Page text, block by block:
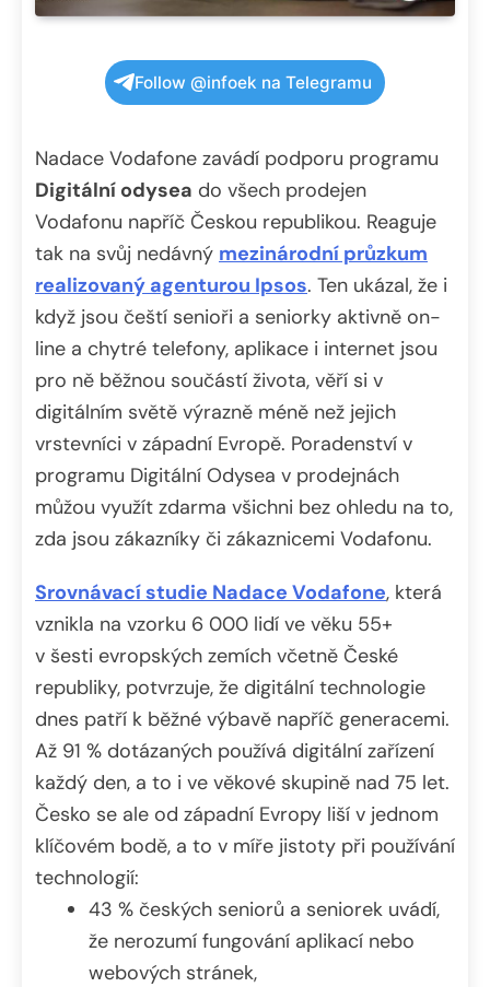
Follow @infoek na Telegramu
Nadace Vodafone zavádí podporu programu
Digitální odysea do všech prodejen
Vodafonu napříč Českou republikou. Reaguje
tak na svůj nedávný mezinárodní průzkum
realizovaný agenturou Ipsos. Ten ukázal, že i
když jsou čeští senioři a seniorky aktivně on-
line a chytré telefony, aplikace i internet jsou
pro ně běžnou součástí života, věří si v
digitálním světě výrazně méně než jejich
vrstevníci v západní Evropě. Poradenství v
programu Digitální Odysea v prodejnách
můžou využít zdarma všichni bez ohledu na to,
zda jsou zákazníky či zákaznicemi Vodafonu.
Srovnávací studie Nadace Vodafone, která
vznikla na vzorku 6 000 lidí ve věku 55+
v šesti evropských zemích včetně České
republiky, potvrzuje, že digitální technologie
dnes patří k běžné výbavě napříč generacemi.
Až 91 % dotázaných používá digitální zařízení
každý den, a to i ve věkové skupině nad 75 let.
Česko se ale od západní Evropy liší v jednom
klíčovém bodě, a to v míře jistoty při používání
technologií:
43 % českých seniorů a seniorek uvádí,
že nerozumí fungování aplikací nebo
webových stránek,